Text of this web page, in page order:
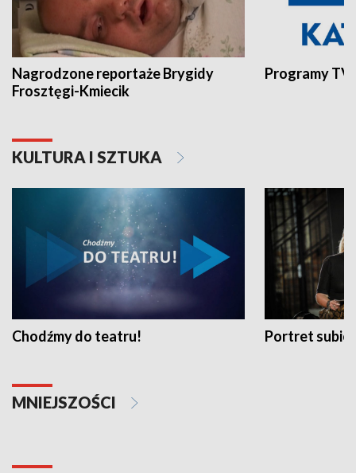
Nagrodzone reportaże Brygidy
Frosztęgi-Kmiecik
Programy
KULTURA I SZTUKA
Chodźmy do teatru! Portret
MNIEJSZOŚCI